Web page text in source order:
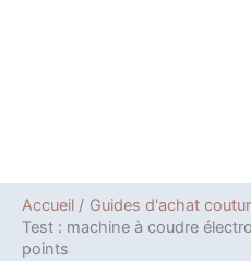
Accueil
Guides d'achat
Test : machine à coudre
points